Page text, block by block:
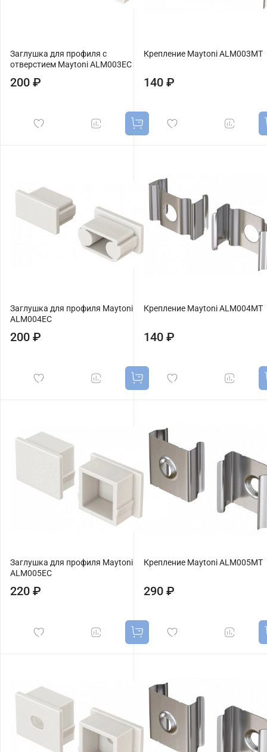
Заглушка для профиля с
отверстием Maytoni ALM003EC
200 ₽
Крепление Maytoni ALM003MT
140 ₽
Заглушка для профиля Maytoni
ALM004EC
200 ₽
Крепление Maytoni ALM004MT
140 ₽
Заглушка для профиля Maytoni
ALM005EC
220 ₽
Крепление Maytoni ALM005MT
290 ₽